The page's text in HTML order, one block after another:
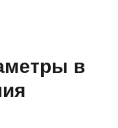
в